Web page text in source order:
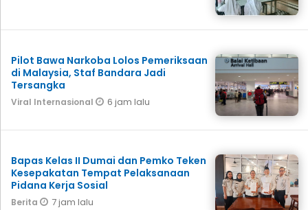
Pilot Bawa Narkoba Lolos Pemeriksaan
di Malaysia, Staf Bandara Jadi
Tersangka
Viral Internasional 6 jam lalu
Bapas Kelas II Dumai dan Pemko Teken
Kesepakatan Tempat Pelaksanaan
Pidana Kerja Sosial
Berita 7 jam lalu